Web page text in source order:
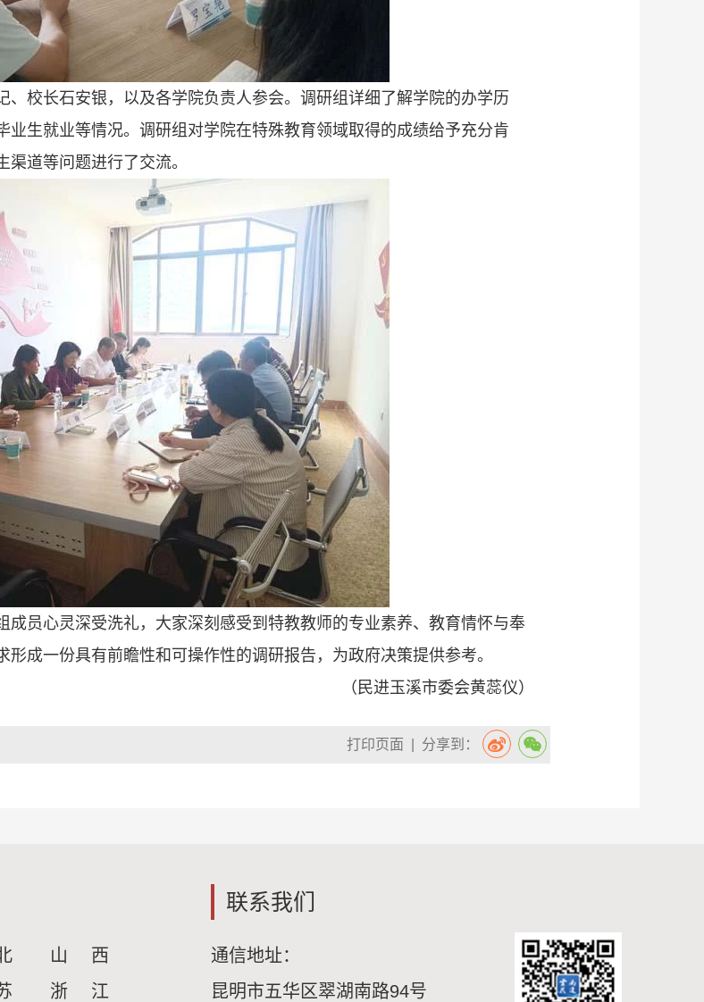
校长石安银，以及各学院负责人参会。调研组详细了解学院的办学历
业生就业等情况。调研组对学院在特殊教育领域取得的成绩给予充分肯
道等问题进行了交流。
成员心灵深受洗礼，大家深刻感受到特教教师的专业素养、教育情怀与奉
成一份具有前瞻性和可操作性的调研报告，为政府决策提供参考。
（民进玉溪市委会黄蕊仪）
| 分享到：
打印页面
山 西
浙 江
联系我们
通信地址：
昆明市五华区翠湖南路94号